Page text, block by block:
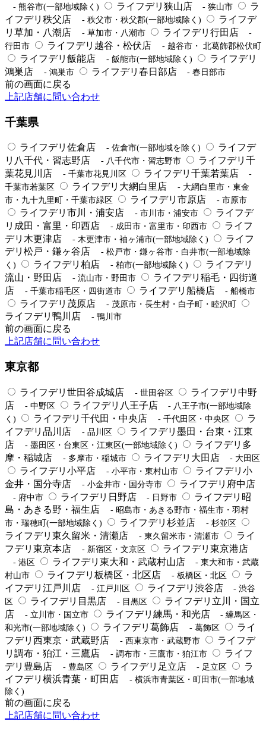
- 熊谷市(一部地域除く) ライフデリ狭山店 - 狭山市
ラ
イフデリ秩父店
- 秩父市・秩父郡(一部地域除く)
ライフデ
リ草加・八潮店
- 草加市・八潮市 ライフデリ行田店
-
行田市
ライフデリ越谷・松伏店 - 越谷市・ 北葛飾郡松伏町
ライフデリ飯能店 - 飯能市(一部地域除く)
ライフデリ
鴻巣店
- 鴻巣市 ライフデリ春日部店 - 春日部市
前の画面に戻る
上記店舗に問い合わせ
千葉県
ライフデリ佐倉店 - 佐倉市(一部地域を除く)
ライフデ
リ八千代・習志野店
- 八千代市・習志野市
ライフデリ千
葉花見川店
- 千葉市花見川区 ライフデリ千葉若葉店
-
千葉市若葉区
ライフデリ大網白里店
- 大網白里市・東金
市・九十九里町・千葉市緑区
ライフデリ市原店 - 市原市
ライフデリ市川・浦安店 - 市川市・浦安市
ライフデ
リ成田・富里・印西店
- 成田市・富里市・印西市
ライフ
デリ木更津店
- 木更津市・袖ヶ浦市(一部地域除く)
ライフ
デリ松戸・鎌ヶ谷店
- 松戸市・鎌ヶ谷市・白井市(一部地域除
く)
ライフデリ柏店 - 柏市(一部地域除く)
ライフデリ
流山・野田店
- 流山市・野田市
ライフデリ稲毛・四街道
店
- 千葉市稲毛区・四街道市 ライフデリ船橋店 - 船橋市
ライフデリ茂原店 - 茂原市・長生村・白子町・睦沢町
ライフデリ鴨川店 - 鴨川市
前の画面に戻る
上記店舗に問い合わせ
東京都
ライフデリ世田谷成城店 - 世田谷区
ライフデリ中野
店
- 中野区 ライフデリ八王子店
- 八王子市(一部地域除
く)
ライフデリ千代田・中央店 - 千代田区・中央区
ラ
イフデリ品川店
- 品川区
ライフデリ墨田・台東・江東
店
- 墨田区・台東区・江東区(一部地域除く)
ライフデリ多
摩・稲城店
- 多摩市・稲城市 ライフデリ大田店 - 大田区
ライフデリ小平店 - 小平市・東村山市
ライフデリ小
金井・国分寺店
- 小金井市・国分寺市 ライフデリ府中店
- 府中市 ライフデリ日野店 - 日野市
ライフデリ昭
島・あきる野・福生店
- 昭島市・あきる野市・福生市・羽村
市・瑞穂町(一部地域除く)
ライフデリ杉並店 - 杉並区
ライフデリ東久留米・清瀬店 - 東久留米市・清瀬市
ライ
フデリ東京本店
- 新宿区・文京区 ライフデリ東京港店
- 港区 ライフデリ東大和・武蔵村山店
- 東大和市・武蔵
村山市
ライフデリ板橋区・北区店 - 板橋区・北区
ラ
イフデリ江戸川店
- 江戸川区 ライフデリ渋谷店
- 渋谷
区
ライフデリ目黒店 - 目黒区
ライフデリ立川・国立
店
- 立川市・国立市 ライフデリ練馬・和光店
- 練馬区・
和光市(一部地域除く)
ライフデリ葛飾店 - 葛飾区
ライ
フデリ西東京・武蔵野店
- 西東京市・武蔵野市
ライフデ
リ調布・狛江・三鷹店
- 調布市・三鷹市・狛江市
ライフ
デリ豊島店
- 豊島区 ライフデリ足立店 - 足立区
ラ
イフデリ横浜青葉・町田店
- 横浜市青葉区・町田市(一部地域
除く)
前の画面に戻る
上記店舗に問い合わせ